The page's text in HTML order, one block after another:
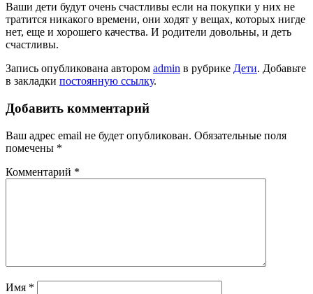
Ваши дети будут очень счастливы если на покупки у них не
тратится никакого времени, они ходят у вещах, которых нигде
нет, еще и хорошего качества. И родители довольны, и деть
счастливы.
Запись опубликована автором admin в рубрике Дети. Добавьте
в закладки постоянную ссылку.
Добавить комментарий
Ваш адрес email не будет опубликован. Обязательные поля
помечены *
Комментарий *
Имя *